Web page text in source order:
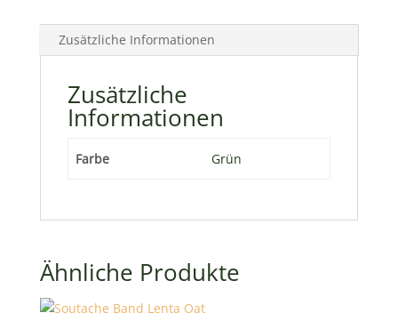
Zusätzliche Informationen
Zusätzliche
Informationen
Farbe Grün
Ähnliche Produkte